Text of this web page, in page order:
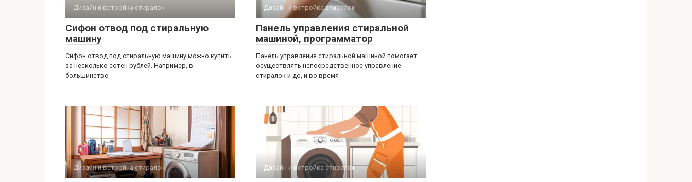
Дизайн и встройка стиралок
Сифон отвод под стиральную
машину
Сифон отвод под стиральную машину можно купить
за несколько сотен рублей. Например, в
большинстве
Дизайн и встройка стиралок
Панель управления стиральной
машиной, программатор
Панель управления стиральной машиной помогает
осуществлять непосредственное управление
стиралок и до, и во время
Дизайн и встройка стиралок Дизайн и встройка стиралок